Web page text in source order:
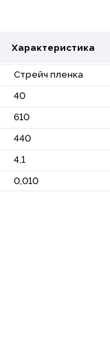
Характеристика
Стрейч пленка
40
610
440
4,1
0,010